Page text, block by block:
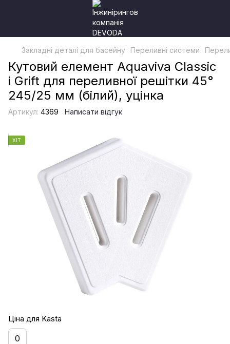
Закладні деталі для басейну Переливні системи
Кутовий елемент Aquaviva Classic
і Grift для переливної решітки 45°
245/25 мм (білий), уцінка
Артикул: 4369 Написати відгук
ХІТ
Ціна для Kasta
0